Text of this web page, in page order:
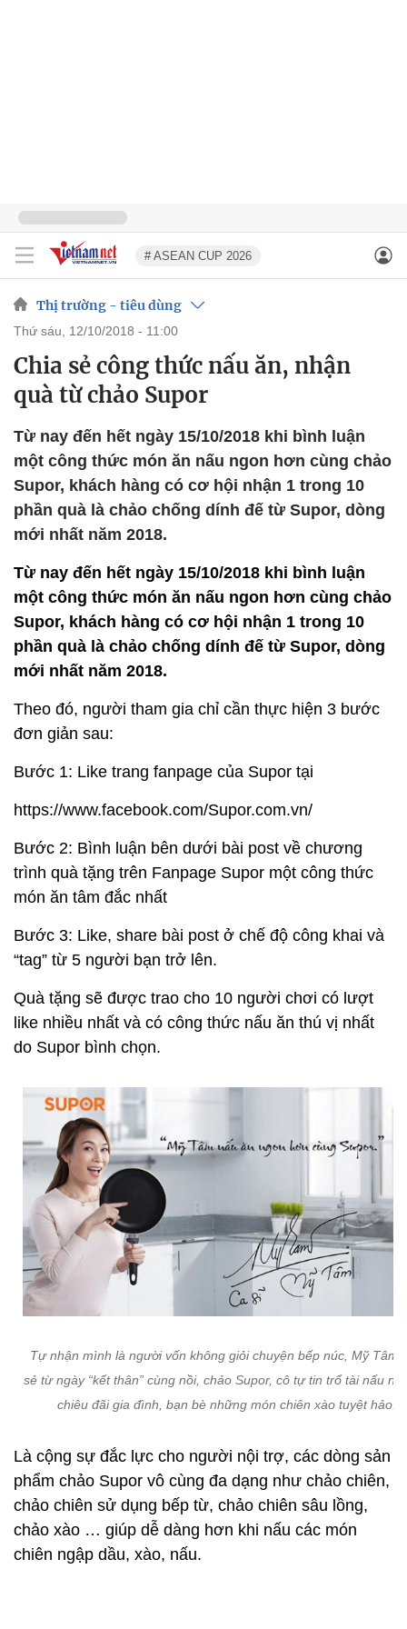
# ASEAN CUP 2026
Thị trường - tiêu dùng
thứ sáu, 12/10/2018 - 11:00
Chia sẻ công thức nấu ăn, nhận
quà từ chảo Supor
Từ nay đến hết ngày 15/10/2018 khi bình luận
một công thức món ăn nấu ngon hơn cùng chảo
Supor, khách hàng có cơ hội nhận 1 trong 10
phần quà là chảo chống dính đế từ Supor, dòng
mới nhất năm 2018.
Từ nay đến hết ngày 15/10/2018 khi bình luận
một công thức món ăn nấu ngon hơn cùng chảo
Supor, khách hàng có cơ hội nhận 1 trong 10
phần quà là chảo chống dính đế từ Supor, dòng
mới nhất năm 2018.
Theo đó, người tham gia chỉ cần thực hiện 3 bước
đơn giản sau:
Bước 1: Like trang fanpage của Supor tại
https://www.facebook.com/Supor.com.vn/
Bước 2: Bình luận bên dưới bài post về chương
trình quà tặng trên Fanpage Supor một công thức
món ăn tâm đắc nhất
Bước 3: Like, share bài post ở chế độ công khai và
“tag” từ 5 người bạn trở lên.
Quà tặng sẽ được trao cho 10 người chơi có lượt
like nhiều nhất và có công thức nấu ăn thú vị nhất
do Supor bình chọn.
Tự nhận mình là người vốn không giỏi chuyện bếp núc, Mỹ Tâm
sẻ từ ngày “kết thân” cùng nồi, chảo Supor, cô tự tin trổ tài nấu
chiêu đãi gia đình, bạn bè những món chiên xào tuyệt hảo.
Là cộng sự đắc lực cho người nội trợ, các dòng sản
phẩm chảo Supor vô cùng đa dạng như chảo chiên,
chảo chiên sử dụng bếp từ, chảo chiên sâu lồng,
chảo xào … giúp dễ dàng hơn khi nấu các món
chiên ngập dầu, xào, nấu.